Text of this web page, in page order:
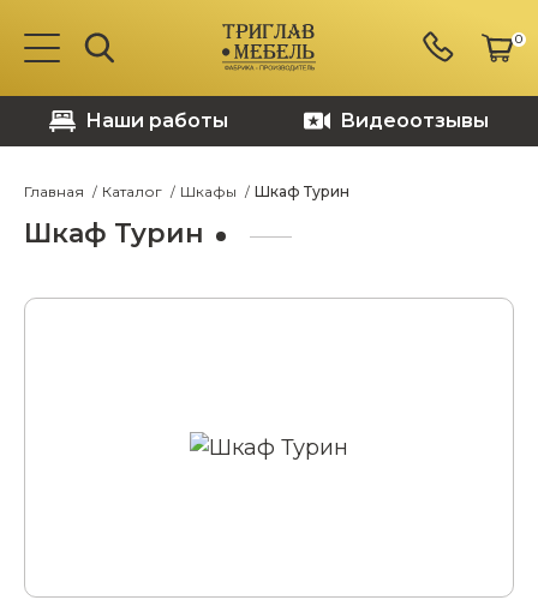
0
Наши работы Видеоотзывы
Главная Каталог Шкафы Шкаф Турин
Шкаф Турин